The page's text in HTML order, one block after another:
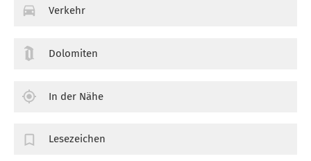
Verkehr
Dolomiten
In der Nähe
Lesezeichen